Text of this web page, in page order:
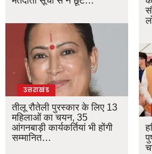
उत्तराखंड
तीलू रौतेली पुरस्कार के लिए 13
महिलाओं का चयन, 35
आंगनबाड़ी कार्यकर्तियां भी होंगी
सम्मानित…